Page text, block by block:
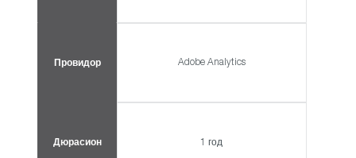
Провидор
Дюрасион
Adobe Analytics
1 год